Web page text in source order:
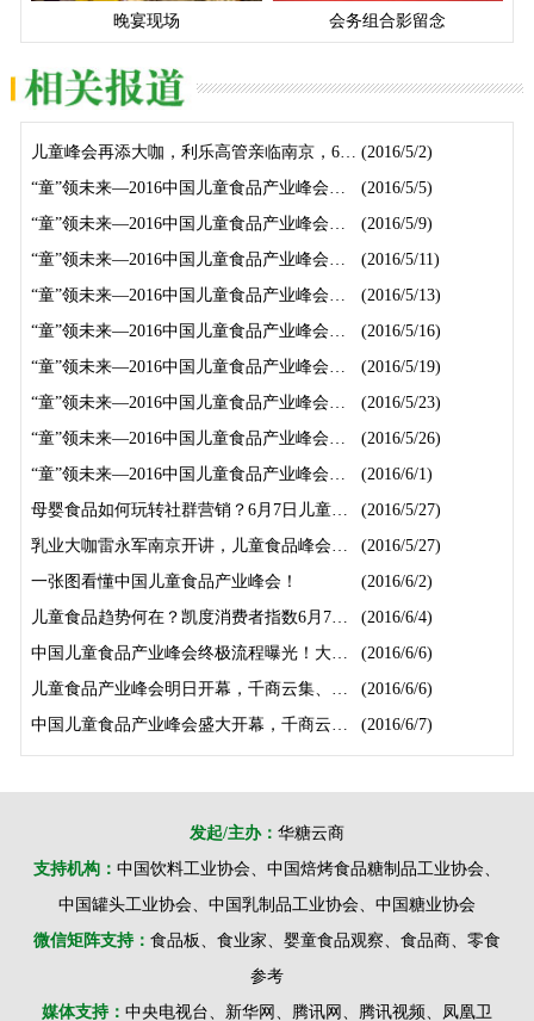
晚宴现场 会务组合影留念
(2016/5/2)
(2016/5/5)
(2016/5/9)
(2016/5/11)
(2016/5/13)
(2016/5/16)
(2016/5/19)
(2016/5/23)
(2016/5/26)
(2016/6/1)
(2016/5/27)
(2016/5/27)
一张图看懂中国儿童食品产业峰会！
(2016/6/2)
(2016/6/4)
(2016/6/6)
(2016/6/6)
(2016/6/7)
发起/主办： 华糖云商
支持机构： 中国饮料工业协会、中国焙烤食品糖制品工业协会、
中国罐头工业协会、中国乳制品工业协会、中国糖业协会
微信矩阵支持： 食品板、食业家、婴童食品观察、食品商、零食
参考
媒体支持： 中央电视台、新华网、腾讯网、腾讯视频、凤凰卫